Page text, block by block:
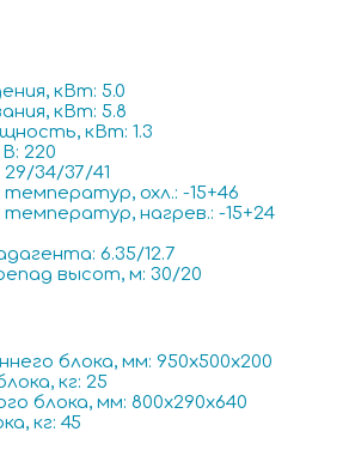
кВт: 5.0
кВт: 5.8
кВт: 1.3
220
34/37/41
охл.: -15+46
нагрев.: -15+24
6.35/12.7
высот, м: 30/20
блока, мм: 950x500x200
кг: 25
блока, мм: 800x290x640
кг: 45